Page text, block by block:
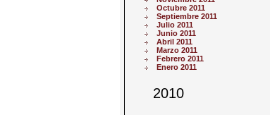
Octubre 2011
Septiembre 2011
Julio 2011
Junio 2011
Abril 2011
Marzo 2011
Febrero 2011
Enero 2011
2010